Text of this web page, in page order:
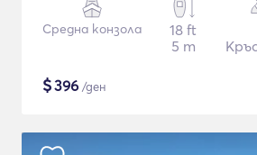
Средна конзола
18 ft
5 m
$396 /ден